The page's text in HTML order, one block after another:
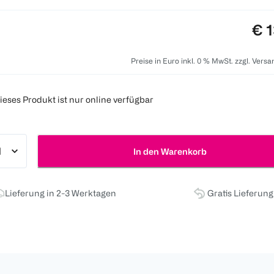
€
Preise in Euro inkl. 0 % MwSt. zzgl.
Produkt ist nur online verfügbar
In den Warenkorb
Lieferung in 2-3 Werktagen Gratis